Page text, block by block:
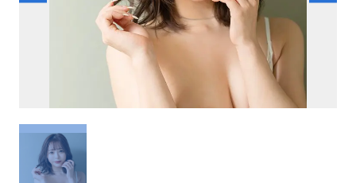
数学
コンピューター